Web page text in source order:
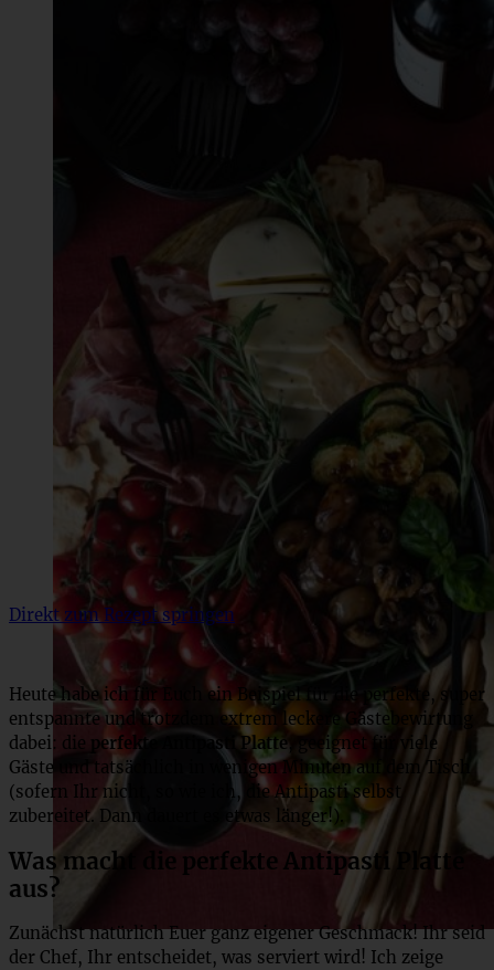
Direkt zum Rezept springen
Heute habe ich für Euch ein Beispiel für die perfekte, super
entspannte und trotzdem extrem leckere Gästebewirtung
dabei: die perfekte Antipasti Platte , geeignet für viele
Gäste und tatsächlich in wenigen Minuten auf dem Tisch
(sofern Ihr nicht, so wie ich, die Antipasti selbst
zubereitet. Dann dauert es etwas länger!).
Was macht die perfekte Antipasti Platte
aus?
Zunächst natürlich Euer ganz eigener Geschmack! Ihr seid
der Chef, Ihr entscheidet, was serviert wird! Ich zeige